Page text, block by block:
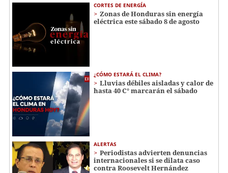
CORTES DE ENERGÍA
Zonas de Honduras sin energía
eléctrica este sábado 8 de agosto
¿CÓMO ESTARÁ EL CLIMA?
Lluvias débiles aisladas y calor de
hasta 40 C° marcarán el sábado
ALERTAS
Periodistas advierten denuncias
internacionales si se dilata caso
contra Roosevelt Hernández